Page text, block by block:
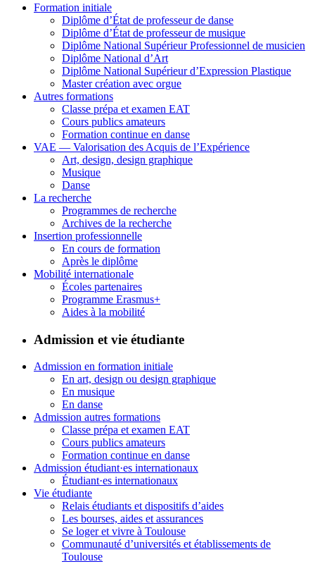
Formation initiale
Diplôme d’État de professeur de danse
Diplôme d’État de professeur de musique
Diplôme National Supérieur Professionnel de musicien
Diplôme National d’Art
Diplôme National Supérieur d’Expression Plastique
Master création avec orgue
Autres formations
Classe prépa et examen EAT
Cours publics amateurs
Formation continue en danse
VAE — Valorisation des Acquis de l’Expérience
Art, design, design graphique
Musique
Danse
La recherche
Programmes de recherche
Archives de la recherche
Insertion professionnelle
En cours de formation
Après le diplôme
Mobilité internationale
Écoles partenaires
Programme Erasmus+
Aides à la mobilité
Admission et vie étudiante
Admission en formation initiale
En art, design ou design graphique
En musique
En danse
Admission autres formations
Classe prépa et examen EAT
Cours publics amateurs
Formation continue en danse
Admission étudiant·es internationaux
Étudiant·es internationaux
Vie étudiante
Relais étudiants et dispositifs d’aides
Les bourses, aides et assurances
Se loger et vivre à Toulouse
Communauté d’universités et établissements de
Toulouse